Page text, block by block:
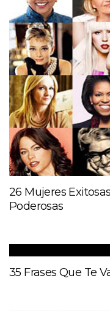
26 Mujeres
Poderosas
35 Frases Que Te